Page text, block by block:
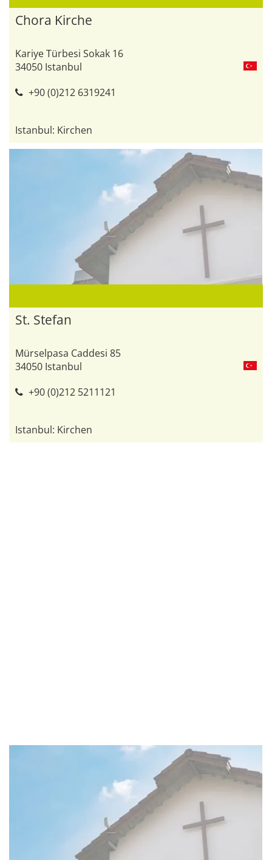
Chora Kirche
Kariye Türbesi Sokak 16
34050 Istanbul
+90 (0)212 6319241
Istanbul: Kirchen
St. Stefan
Mürselpasa Caddesi 85
34050 Istanbul
+90 (0)212 5211121
Istanbul: Kirchen